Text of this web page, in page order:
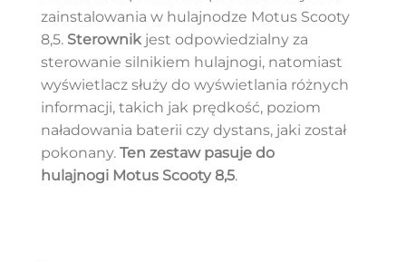
zainstalowania w hulajnodze Motus Scooty
8,5. Sterownik jest odpowiedzialny za
sterowanie silnikiem hulajnogi, natomiast
wyświetlacz służy do wyświetlania różnych
informacji, takich jak prędkość, poziom
naładowania baterii czy dystans, jaki został
pokonany. Ten zestaw pasuje do
hulajnogi Motus Scooty 8,5.